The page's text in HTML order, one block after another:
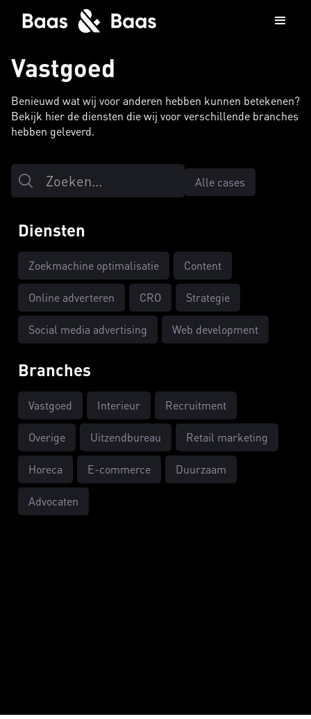
Vastgoed
Benieuwd wat wij voor anderen hebben kunnen betekenen?
Bekijk hier de diensten die wij voor verschillende branches
hebben geleverd.
Alle cases
Diensten
Zoekmachine optimalisatie Content
Online adverteren CRO Strategie
Social media advertising Web development
Branches
Vastgoed Interieur Recruitment
Overige Uitzendbureau Retail marketing
Horeca E-commerce Duurzaam
Advocaten